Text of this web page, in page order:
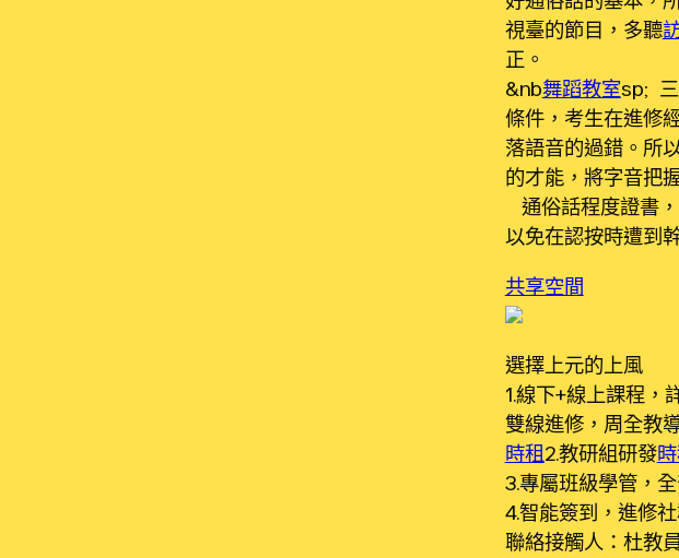
視臺的節目，多聽
正。
&nb舞蹈教室sp; 三
條件，考生在進修
落語音的過錯。所
的才能，將字音把
通俗話程度證書
以免在認按時遭到
共享空間
選擇上元的上風
1.線下+線上課程，
雙線進修，周全教
時租2.教研組研發
3.專屬班級學管，
4.智能簽到，進修
聯絡接觸人：杜教員